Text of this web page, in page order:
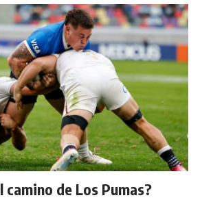
camino de Los Pumas?